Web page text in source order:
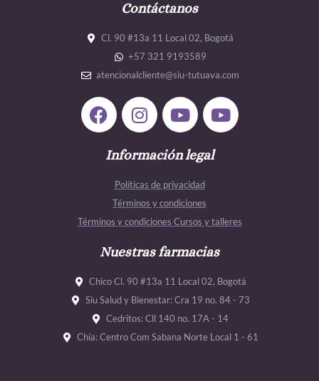
Contáctanos
Cl. 90 #13a 11 Local 02, Bogotá
+57 321 9193589
atencionalcliente@siu-tutuava.com
F
a
e
k
I
n
t
g
r
a
m
Y
o
t
b
e
Y
o
Información legal
Políticas de privacidad
Términos y condiciones
Términos y condiciones Cursos y talleres
Nuestras farmacias
Chico Cl. 90 #13a 11 Local 02, Bogotá
Siu Salud y Bienestar: Cra 19 no. 84 - 73
Cedritos: Cll 140 no. 17A - 14
Chía: Centro Com Sabana Norte Local 1 - 61